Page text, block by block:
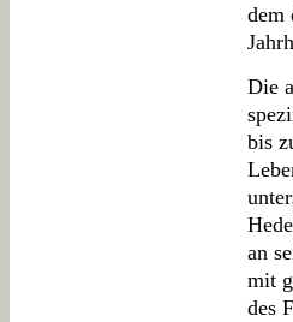
dem
Die
bis
an
mit
des